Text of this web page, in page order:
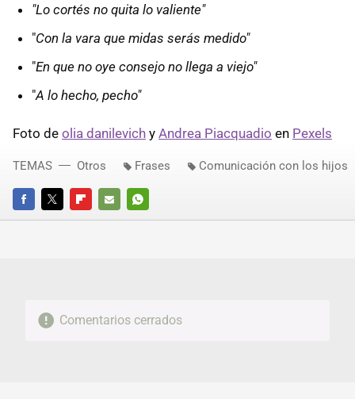
"Lo cortés no quita lo valiente"
"Con la vara que midas serás medido"
"En que no oye consejo no llega a viejo"
"A lo hecho, pecho"
Foto de olia danilevich y Andrea Piacquadio en Pexels
FACEBOOKTWITTERFLIPBOARD
E-
WHATSAPP
TEMAS Otros Frases Comunicación con los hijos
Comentarios cerrados